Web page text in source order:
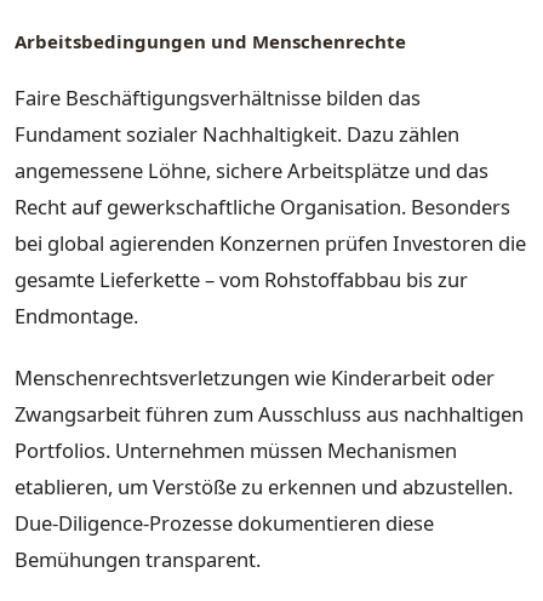
Arbeitsbedingungen und Menschenrechte
Faire Beschäftigungsverhältnisse bilden das
Fundament sozialer Nachhaltigkeit. Dazu zählen
angemessene Löhne, sichere Arbeitsplätze und das
Recht auf gewerkschaftliche Organisation. Besonders
bei global agierenden Konzernen prüfen Investoren die
gesamte Lieferkette – vom Rohstoffabbau bis zur
Endmontage.
Menschenrechtsverletzungen wie Kinderarbeit oder
Zwangsarbeit führen zum Ausschluss aus nachhaltigen
Portfolios. Unternehmen müssen Mechanismen
etablieren, um Verstöße zu erkennen und abzustellen.
Due-Diligence-Prozesse dokumentieren diese
Bemühungen transparent.